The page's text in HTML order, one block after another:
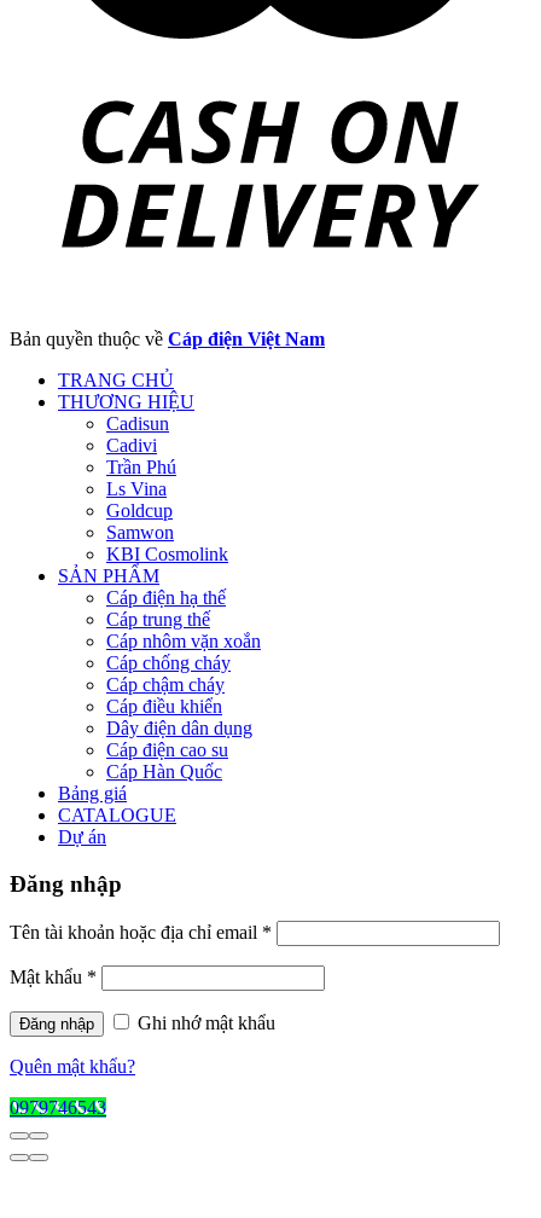
Bản quyền thuộc về Cáp điện Việt Nam
TRANG CHỦ
THƯƠNG HIỆU
Cadisun
Cadivi
Trần Phú
Ls Vina
Goldcup
Samwon
KBI Cosmolink
SẢN PHẨM
Cáp điện hạ thế
Cáp trung thế
Cáp nhôm vặn xoắn
Cáp chống cháy
Cáp chậm cháy
Cáp điều khiển
Dây điện dân dụng
Cáp điện cao su
Cáp Hàn Quốc
Bảng giá
CATALOGUE
Dự án
Đăng nhập
Tên tài khoản hoặc địa chỉ email *
Mật khẩu *
Đăng nhập Ghi nhớ mật khẩu
Quên mật khẩu?
0979746543